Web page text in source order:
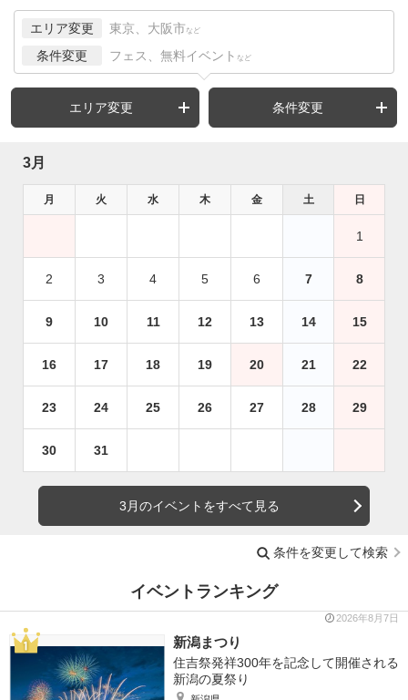
エリア変更 東京、大阪市 など
条件変更 フェス、無料イベント など
エリア変更 条件変更
3月
月 火 水 木 金 土 日
1
2 3 4 5 6 7 8
9 10 11 12 13 14 15
16 17 18 19 20 21 22
23 24 25 26 27 28 29
30 31
3月のイベントをすべて見る
条件を変更して検索
イベントランキング
2026年8月7日
新潟まつり
住吉祭発祥300年を記念して開催される
新潟の夏祭り